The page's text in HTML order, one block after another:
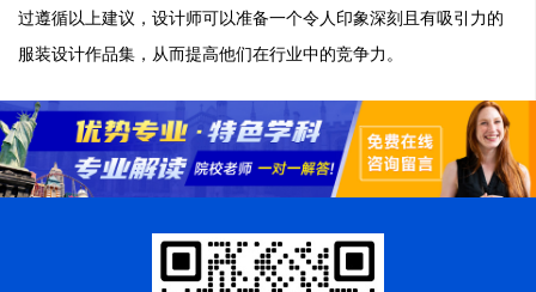
过遵循以上建议，设计师可以准备一个令人印象深刻且有吸引力的
服装设计作品集，从而提高他们在行业中的竞争力。